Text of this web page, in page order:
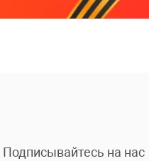
Подписывайтесь на нас